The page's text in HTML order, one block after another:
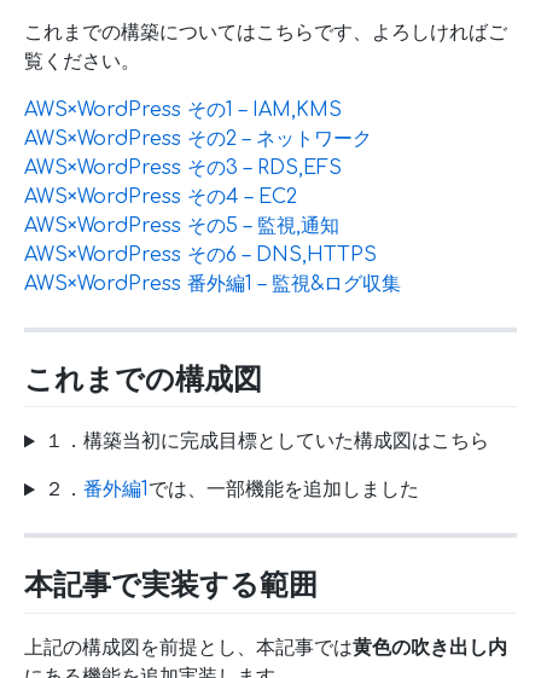
これまでの構築についてはこちらです、よろしければご
覧ください。
AWS×WordPress その1 – IAM,KMS
AWS×WordPress その2 – ネットワーク
AWS×WordPress その3 – RDS,EFS
AWS×WordPress その4 – EC2
AWS×WordPress その5 – 監視,通知
AWS×WordPress その6 – DNS,HTTPS
AWS×WordPress 番外編1 – 監視&ログ収集
これまでの構成図
１．構築当初に完成目標としていた構成図はこちら
２． 番外編1では、一部機能を追加しました
本記事で実装する範囲
上記の構成図を前提とし、本記事では黄色の吹き出し内